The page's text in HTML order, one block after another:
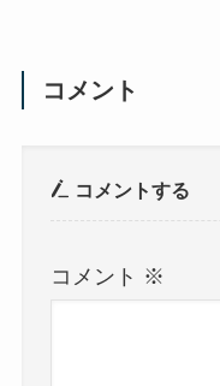
コメント
コメントする
コメント ※